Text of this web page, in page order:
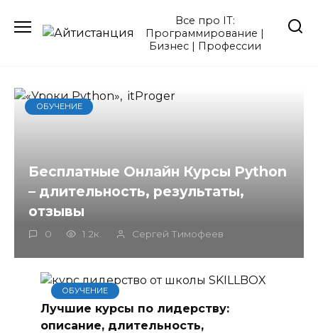
содержанию
Все про IT:
Программирование |
Бизнес | Профессии
ОБУЧЕНИЕ
Бесплатные Онлайн Курсы Python
– длительность, результаты,
отзывы
0 1.2к. Сергей Тимофеев
ОБУЧЕНИЕ
Лучшие курсы по лидерству:
описание, длительность,